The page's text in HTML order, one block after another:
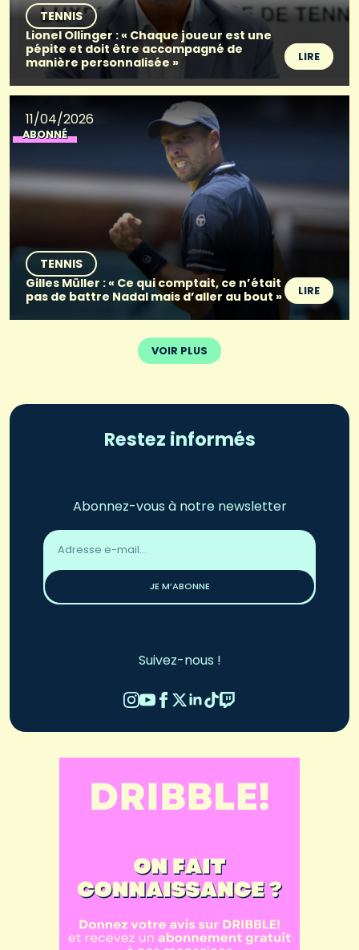
TENNIS
Lionel Ollinger : « Chaque joueur est une
pépite et doit être accompagné de
manière personnalisée »
LIRE
11/04/2026
ABONNÉ
TENNIS
Gilles Müller : « Ce qui comptait, ce n’était
pas de battre Nadal mais d’aller au bout »
LIRE
VOIR PLUS
Restez informés
Abonnez-vous à notre newsletter
Adresse
email
JE M’ABONNE
Suivez-nous !